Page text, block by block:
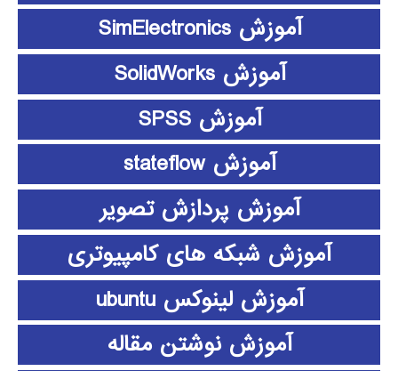
آموزش SimElectronics
آموزش SolidWorks
آموزش SPSS
آموزش stateflow
آموزش پردازش تصویر
آموزش شبکه های کامپیوتری
آموزش لینوکس ubuntu
آموزش نوشتن مقاله